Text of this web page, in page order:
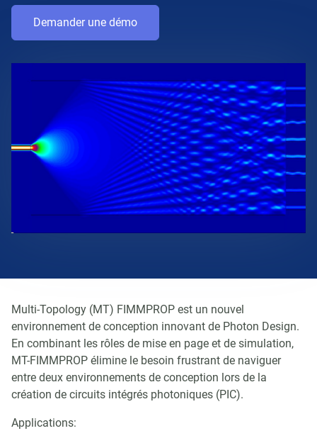
Demander une démo
Multi-Topology (MT) FIMMPROP est un nouvel
environnement de conception innovant de Photon Design.
En combinant les rôles de mise en page et de simulation,
MT-FIMMPROP élimine le besoin frustrant de naviguer
entre deux environnements de conception lors de la
création de circuits intégrés photoniques (PIC).
Applications: